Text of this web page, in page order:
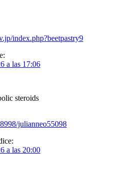
index.php?beetpastry9
a las 17:06
steroids
julianneo55098
a las 20:00